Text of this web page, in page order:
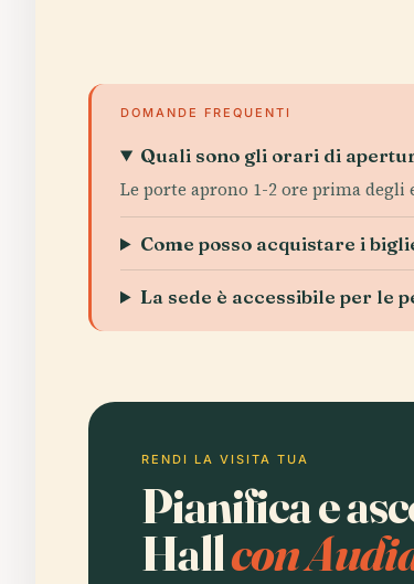
DOMANDE FREQUENTI
Quali sono gli orari di
Le porte aprono 1-2 ore prima
Come posso acquistare i
La sede è accessibile per le
RENDI LA VISITA TUA
Pianifica e
Hallcon